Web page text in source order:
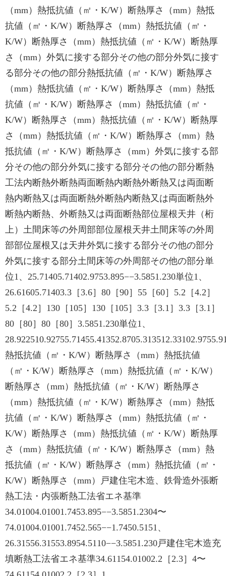
（mm）熱抵抗値（㎡・K/W）断熱厚さ（mm）熱抵
抗値（㎡・K/W）断熱厚さ（mm）熱抵抗値（㎡・
K/W）断熱厚さ（mm）熱抵抗値（㎡・K/W）断熱厚
さ（mm）外気に接する部分その他の部分外気に接す
る部分その他の部分熱抵抗値（㎡・K/W）断熱厚さ
（mm）熱抵抗値（㎡・K/W）断熱厚さ（mm）熱抵
抗値（㎡・K/W）断熱厚さ（mm）熱抵抗値（㎡・
K/W）断熱厚さ（mm）熱抵抗値（㎡・K/W）断熱厚
さ（mm）熱抵抗値（㎡・K/W）断熱厚さ（mm）熱
抵抗値（㎡・K/W）断熱厚さ（mm）外気に接する部
分その他の部分外気に接する部分その他の部分断熱
工法内断熱外断熱両面断熱内断熱外断熱又は両面断
熱内断熱又は両面断熱外断熱内断熱又は両面断熱外
断熱内断熱、外断熱又は両面断熱部位屋根天井（桁
上）土間床等の外周部部位屋根天井土間床等の外周
部部位屋根又は天井外気に接する部分その他の部分
外気に接する部分土間床等の外周部その他の部分単
位1、25.71405.71402.9753.895−−3.5851.230単位1、
26.61605.71403.3［3.6］80［90］55［60］5.2［4.2］
5.2［4.2］130［105］130［105］3.3［3.1］3.3［3.1］
80［80］80［80］3.5851.230単位1、
熱抵抗値（㎡・K/W）断熱厚さ（mm）熱抵抗値
（㎡・K/W）断熱厚さ（mm）熱抵抗値（㎡・K/W）
断熱厚さ（mm）熱抵抗値（㎡・K/W）断熱厚さ
（mm）熱抵抗値（㎡・K/W）断熱厚さ（mm）熱抵
抗値（㎡・K/W）断熱厚さ（mm）熱抵抗値（㎡・
K/W）断熱厚さ（mm）熱抵抗値（㎡・K/W）断熱厚
さ（mm）熱抵抗値（㎡・K/W）断熱厚さ（mm）熱
抵抗値（㎡・K/W）断熱厚さ（mm）熱抵抗値（㎡・
K/W）断熱厚さ（mm）戸建住宅木造、鉄骨造外張断
熱工法・内張断熱工法省エネ基準
34.01004.01001.7453.895−−3.5851.2304〜
74.01004.01001.7452.565−−1.7450.5151、
26.31556.31553.8954.5110−−3.5851.230戸建住宅木造充
填断熱工法省エネ基準34.61154.01002.2［2.3］4〜